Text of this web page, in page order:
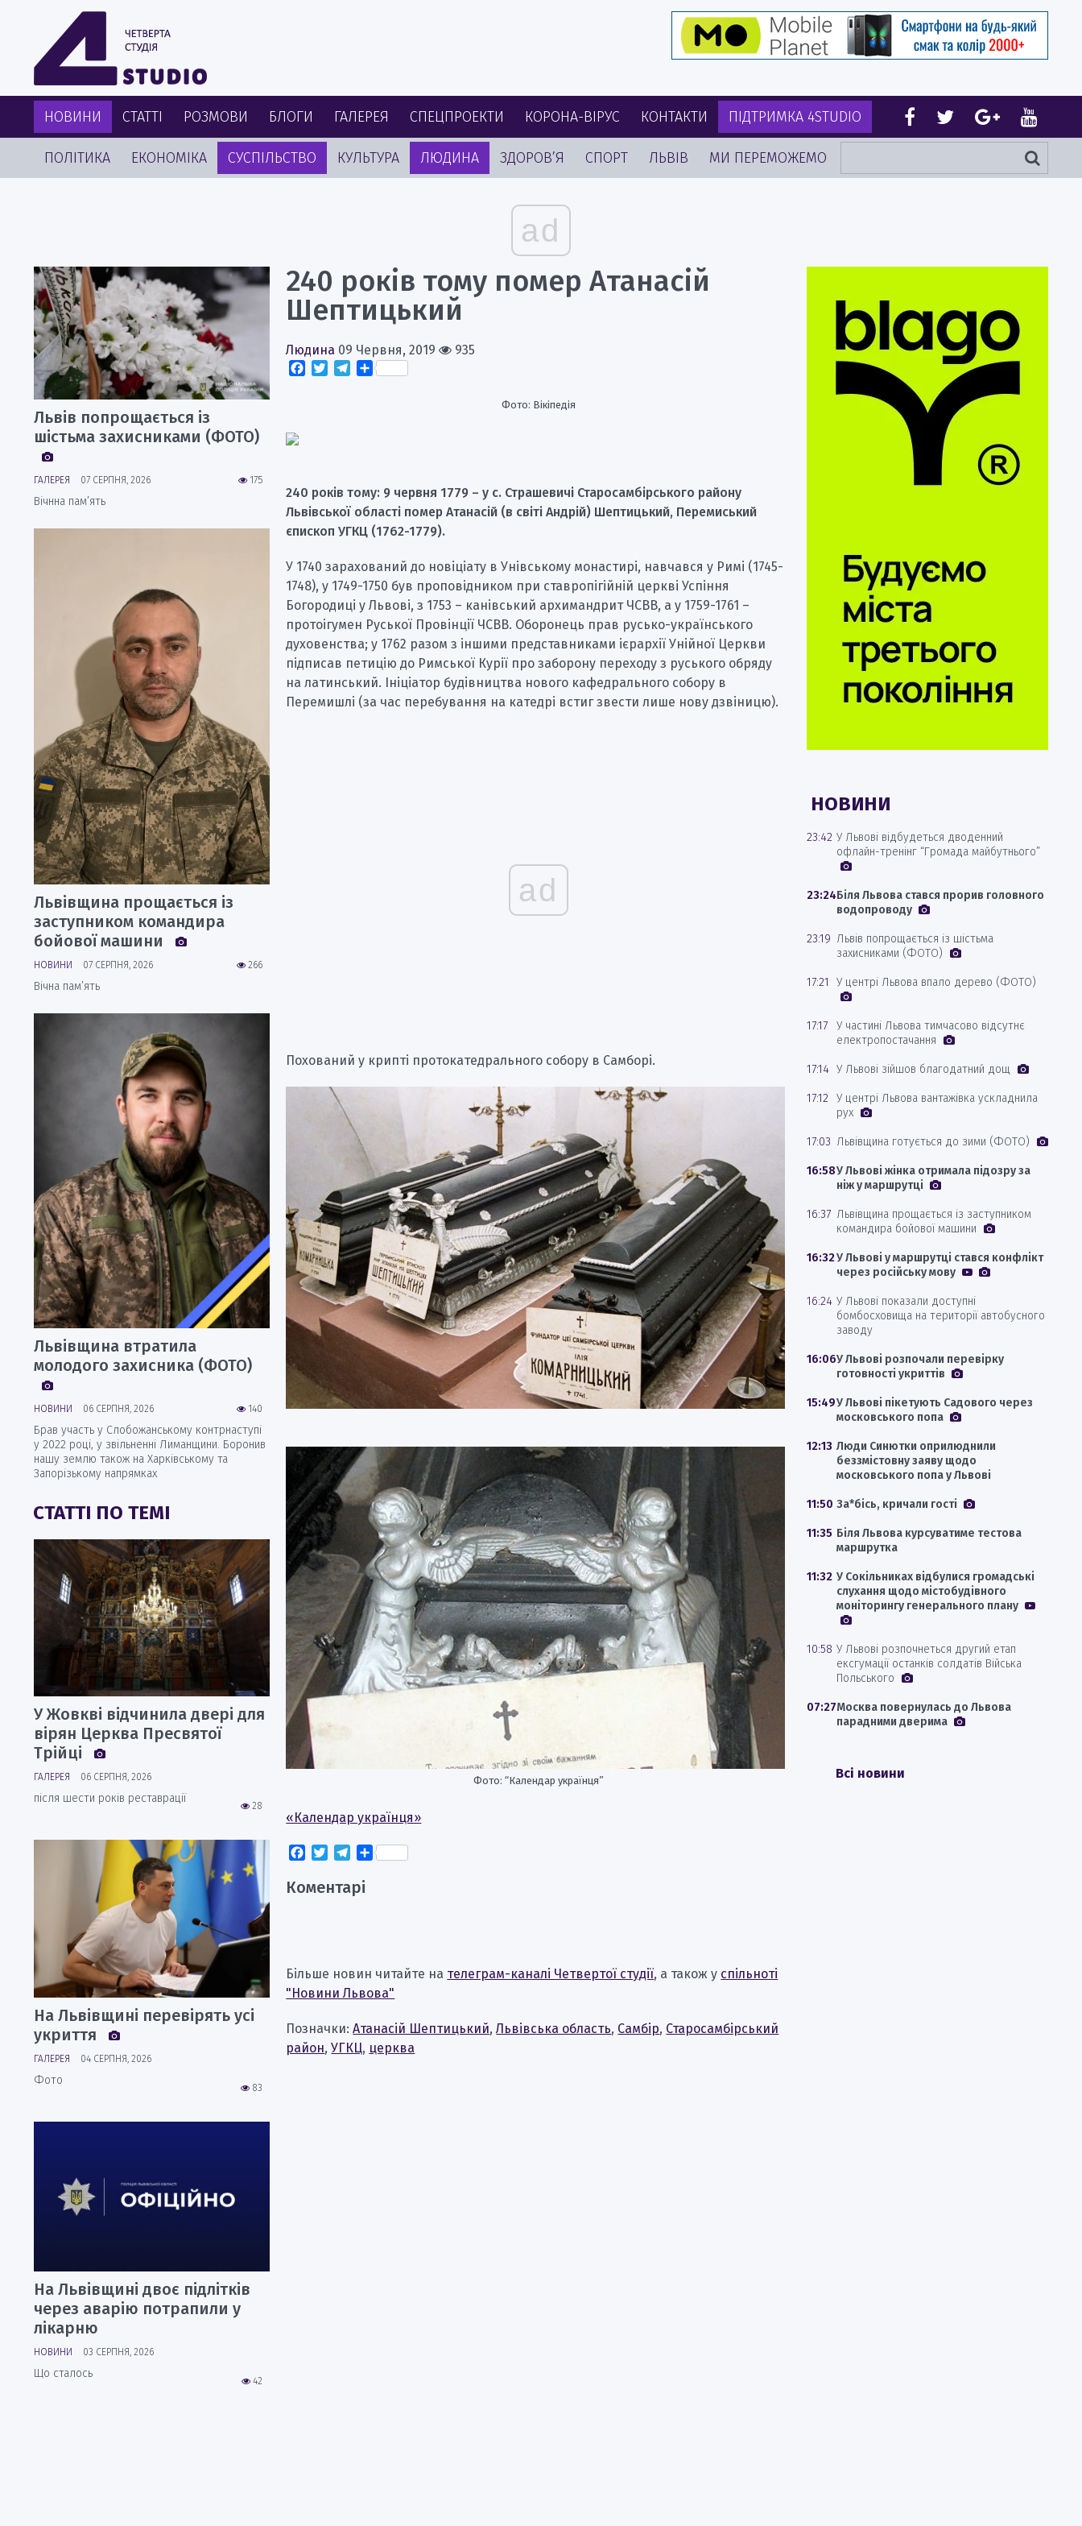
НОВИНИ СТАТТІ РОЗМОВИ БЛОГИ ГАЛЕРЕЯ СПЕЦПРОЕКТИ КОРОНА-ВІРУС КОНТАКТИ ПІДТРИМКА 4STUDIO
ПОЛІТИКА ЕКОНОМІКА СУСПІЛЬСТВО КУЛЬТУРА ЛЮДИНА ЗДОРОВ’Я СПОРТ ЛЬВІВ МИ ПЕРЕМОЖЕМО
ad
240 років тому помер Атанасій
Шептицький
Людина 09 Червня, 2019
935
Facebook
TwitterTelegram
Поділитися
Фото: Вікіпедія
240 років тому: 9 червня 1779 – у с. Страшевичі Старосамбірського району
Львівської області помер Атанасій (в світі Андрій) Шептицький, Перемиський
єпископ УГКЦ (1762-1779).
У 1740 зарахований до новіціату в Унівському монастирі, навчався у Римі (1745-
1748), у 1749-1750 був проповідником при ставропігійній церкві Успіння
Богородиці у Львові, з 1753 – канівський архимандрит ЧСВВ, а у 1759-1761 –
протоігумен Руської Провінції ЧСВВ. Оборонець прав русько-українського
духовенства; у 1762 разом з іншими представниками ієрархії Унійної Церкви
підписав петицію до Римської Курії про заборону переходу з руського обряду
на латинський. Ініціатор будівництва нового кафедрального собору в
Перемишлі (за час перебування на катедрі встиг звести лише нову дзвіницю).
ad
Похований у крипті протокатедрального собору в Самборі.
Фото: “Календар українця”
«Календар українця»
Facebook
TwitterTelegram
Поділитися
Коментарі
Більше новин читайте на телеграм-каналі Четвертої студії, а також у спільноті
"Новини Львова"
Позначки:Атанасій Шептицький,Львівська область, Самбір, Старосамбірський
район,УГКЦ, церква
Львів попрощається із
шістьма захисниками (ФОТО)
175
ГАЛЕРЕЯ 07 СЕРПНЯ, 2026
Вічнна пам’ять
Львівщина прощається із
заступником командира
бойової машини
266
НОВИНИ 07 СЕРПНЯ, 2026
Вічна пам’ять
Львівщина втратила
молодого захисника (ФОТО)
140
НОВИНИ 06 СЕРПНЯ, 2026
Брав участь у Слобожанському контрнаступі
у 2022 році, у звільненні Лиманщини. Боронив
нашу землю також на Харківському та
Запорізькому напрямках
СТАТТІ ПО ТЕМІ
У Жовкві відчинила двері для
вірян Церква Пресвятої
Трійці
ГАЛЕРЕЯ 06 СЕРПНЯ, 2026
28
після шести років реставрації
На Львівщині перевірять усі
укриття
ГАЛЕРЕЯ 04 СЕРПНЯ, 2026
83
Фото
На Львівщині двоє підлітків
через аварію потрапили у
лікарню
НОВИНИ 03 СЕРПНЯ, 2026
42
Що сталось
НОВИНИ
23:42 У Львові відбудеться дводенний
офлайн-тренінг “Громада майбутнього”
23:24Біля Львова стався прорив головного
водопроводу
23:19 Львів попрощається із шістьма
захисниками (ФОТО)
17:21 У центрі Львова впало дерево (ФОТО)
17:17
У частині Львова тимчасово відсутнє
електропостачання
17:14 У Львові зійшов благодатний дощ
17:12 У центрі Львова вантажівка ускладнила
рух
17:03 Львівщина готується до зими (ФОТО)
16:58У Львові жінка отримала підозру за
ніж у маршрутці
16:37 Львівщина прощається із заступником
командира бойової машини
16:32У Львові у маршрутці стався конфлікт
через російську мову
16:24 У Львові показали доступні
бомбосховища на території автобусного
заводу
16:06У Львові розпочали перевірку
готовності укриттів
15:49У Львові пікетують Садового через
московського попа
12:13 Люди Синютки оприлюднили
беззмістовну заяву щодо
московського попа у Львові
11:50 За*бісь, кричали гості
11:35 Біля Львова курсуватиме тестова
маршрутка
11:32 У Сокільниках відбулися громадські
слухання щодо містобудівного
моніторингу генерального плану
10:58 У Львові розпочнеться другий етап
ексгумації останків солдатів Війська
Польського
07:27Москва повернулась до Львова
парадними дверима
Всі новини